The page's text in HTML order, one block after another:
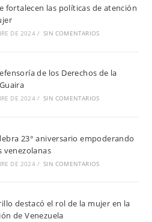
fortalecen las políticas de atención
DE 2024 / SIN COMENTARIOS
de los Derechos de la
DE 2024 / SIN COMENTARIOS
23° aniversario empoderando
venezolanas
DE 2024 / SIN COMENTARIOS
destacó el rol de la mujer en la
de Venezuela